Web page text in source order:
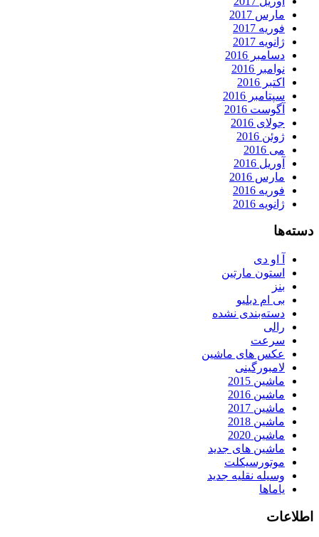
مارس 2017
فوریه 2017
ژانویه 2017
دسامبر 2016
نوامبر 2016
اکتبر 2016
سپتامبر 2016
آگوست 2016
جولای 2016
ژوئن 2016
می 2016
آوریل 2016
مارس 2016
فوریه 2016
ژانویه 2016
دسته‌ها
آ او دی
استون مارتین
بنز
بی ام دبلیو
دسته‌بندی نشده
رالی
سرعت
عکس های ماشین
لامبورگینی
ماشین 2015
ماشین 2016
ماشین 2017
ماشین 2018
ماشین 2020
ماشین های جدید
موتورسیکلت
وسیله نقلیه جدید
یاماها
اطلاعات